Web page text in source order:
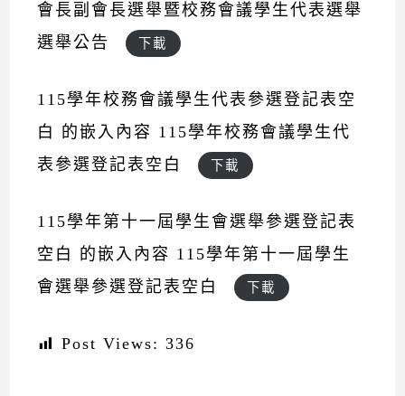
會長副會長選舉暨校務會議學生代表選舉
選舉公告
下載
115學年校務會議學生代表參選登記表空
白 的嵌入內容 115學年校務會議學生代
表參選登記表空白
下載
115學年第十一屆學生會選舉參選登記表
空白 的嵌入內容 115學年第十一屆學生
會選舉參選登記表空白
下載
Post Views: 336